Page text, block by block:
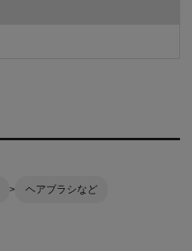
ヘアブラシなど